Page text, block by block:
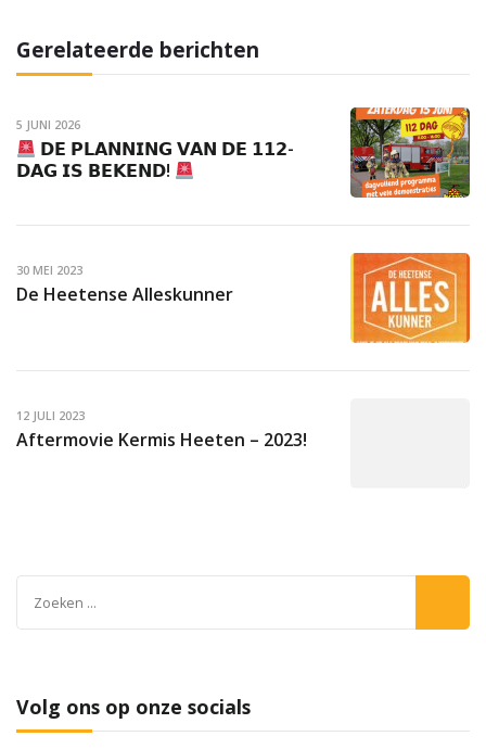
Gerelateerde berichten
5 JUNI 2026
𝗗𝗘 𝗣𝗟𝗔𝗡𝗡𝗜𝗡𝗚 𝗩𝗔𝗡 𝗗𝗘 𝟭𝟭𝟮-
𝗗𝗔𝗚 𝗜𝗦 𝗕𝗘𝗞𝗘𝗡𝗗!
30 MEI 2023
De Heetense Alleskunner
12 JULI 2023
Aftermovie Kermis Heeten – 2023!
Volg ons op onze socials